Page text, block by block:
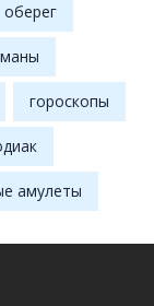
оберег
гороскопы
амулеты